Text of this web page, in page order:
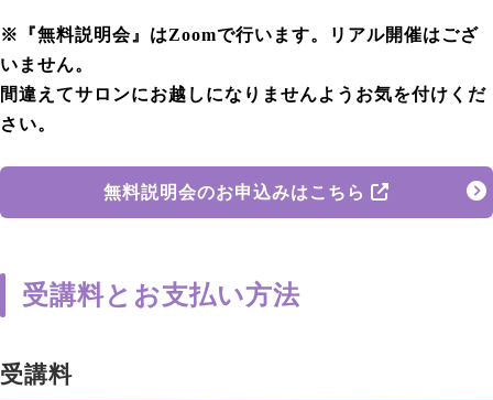
※『無料説明会』はZoomで行います。リアル開催はござ
いません。
間違えてサロンにお越しになりませんようお気を付けくだ
さい。
無料説明会のお申込みはこちら
受講料とお支払い方法
受講料